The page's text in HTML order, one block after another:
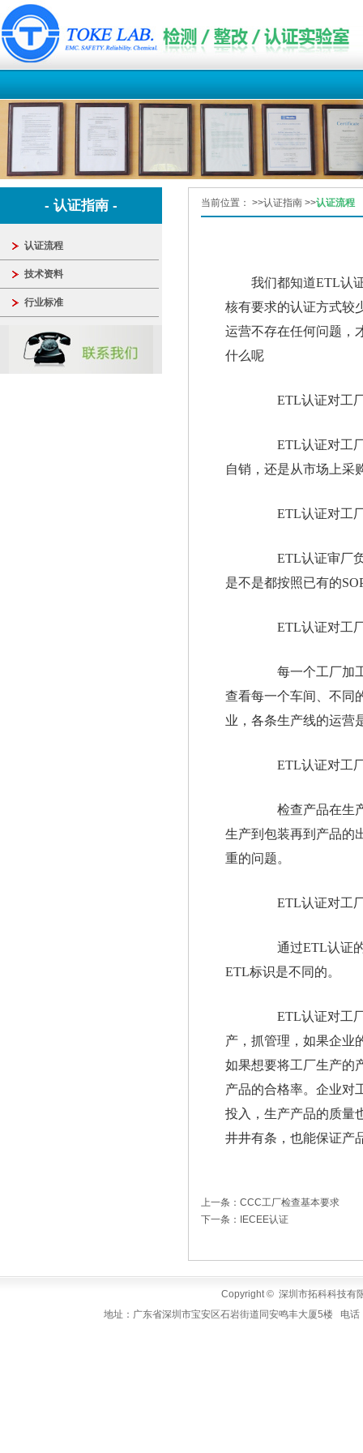
- 认证指南 -
认证流程
技术资料
行业标准
当前位置： >>认证指南 >>认证流程
我们都知道ETL认
核有要求的认证方式较
运营不存在任何问题，
什么呢
ETL认证对工厂
ETL认证对工厂
自销，还是从市场上采
ETL认证对工厂
ETL认证审厂负
是不是都按照已有的
ETL认证对工厂
每一个工厂加工
查看每一个车间、不同
业，各条生产线的运营
ETL认证对工厂
检查产品在生产
生产到包装再到产品的
重的问题。
ETL认证对工厂
通过ETL认证的
ETL标识是不同的。
ETL认证对工厂
产，抓管理，如果企业
如果想要将工厂生产的
产品的合格率。企业对
投入，生产产品的质量
井井有条，也能保证产
上一条：CCC工厂检查基本要求
下一条：IECEE认证
Copyright © 深圳市拓科科技有
地址：广东省深圳市宝安区石岩街道同安鸣丰大厦5楼 电